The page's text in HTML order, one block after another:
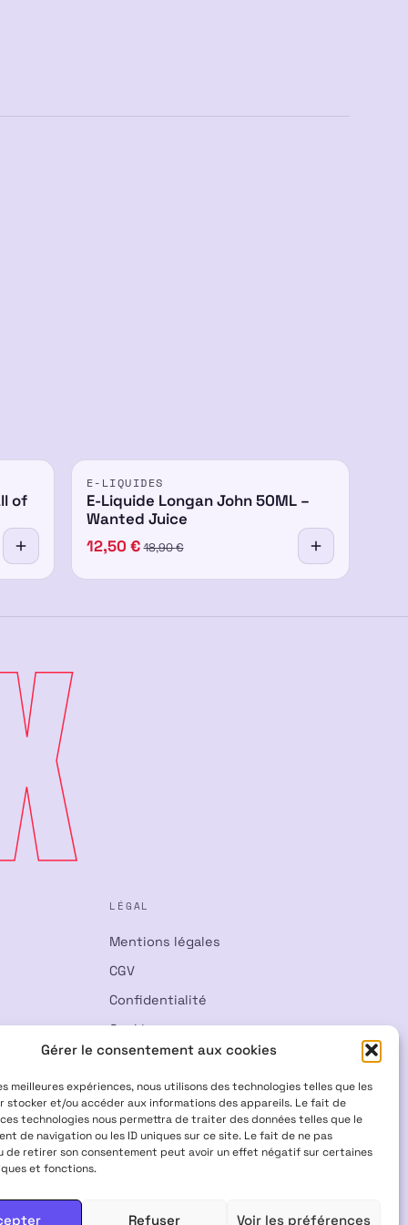
Gérer le consentement aux cookies
meilleures expériences, nous utilisons des technologies telles que les
stocker et/ou accéder aux informations des appareils. Le fait de
technologies nous permettra de traiter des données telles que le
de navigation ou les ID uniques sur ce site. Le fait de ne pas
de retirer son consentement peut avoir un effet négatif sur certaines
et fonctions.
Refuser Voir les préférences
of
E-LIQUIDES
E-Liquide Longan John 50ML –
Wanted Juice
12,50 € 18,90€
LÉGAL
Mentions légales
CGV
Confidentialité
Cookies
Rétractation